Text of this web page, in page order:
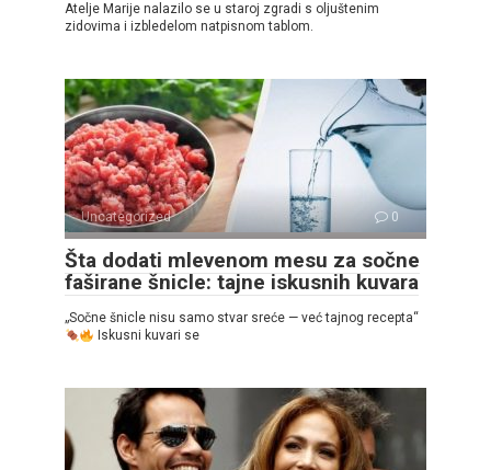
Atelje Marije nalazilo se u staroj zgradi s oljuštenim
zidovima i izbledelom natpisnom tablom.
Uncategorized 0
Šta dodati mlevenom mesu za sočne
faširane šnicle: tajne iskusnih kuvara
„Sočne šnicle nisu samo stvar sreće — već tajnog recepta“
Iskusni kuvari se